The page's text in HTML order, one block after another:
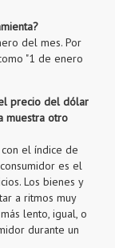
del mes. Por
"1 de enero
precio del dólar
muestra otro
el índice de
es el
Los bienes y
a ritmos muy
lento, igual, o
durante un